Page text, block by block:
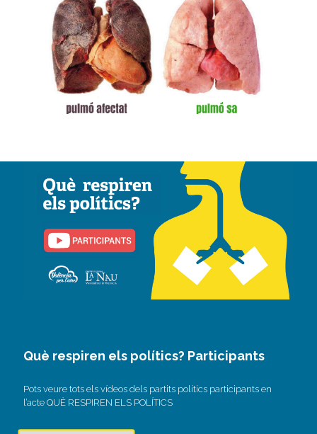
Què respiren els polítics? Participants
Pots veure tots els vídeos dels partits polítics participants en
l’acte QUÈ RESPIREN ELS POLÍTICS